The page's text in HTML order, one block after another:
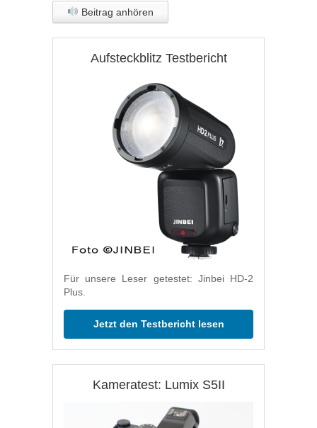
Beitrag anhören
Aufsteckblitz Testbericht
Für unsere Leser getestet: Jinbei HD-2
Plus.
Jetzt den Testbericht lesen
Kameratest: Lumix S5II